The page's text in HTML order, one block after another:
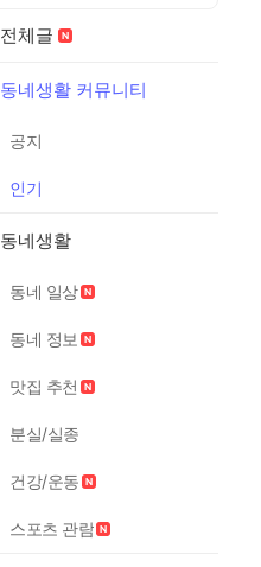
전체글
동네생활 커뮤니티
공지
인기
동네생활
동네 일상
동네 정보
맛집 추천
분실/실종
건강/운동
스포츠 관람